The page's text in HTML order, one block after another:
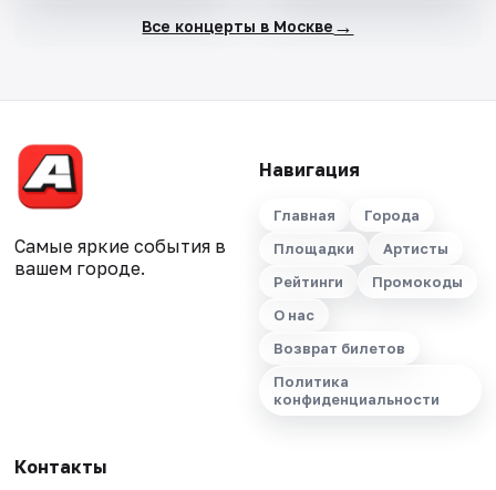
Все концерты в Москве →
Самые яркие события в
вашем городе.
Навигация
Главная
Города
Площадки
Артисты
Рейтинги
Промокоды
О нас
Возврат билетов
Политика
конфиденциальности
Контакты